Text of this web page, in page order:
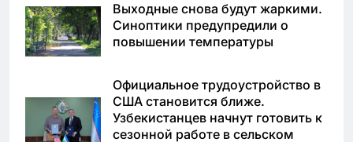
Выходные снова будут жаркими.
Синоптики предупредили о
повышении температуры
Официальное трудоустройство в
США становится ближе.
Узбекистанцев начнут готовить к
сезонной работе в сельском